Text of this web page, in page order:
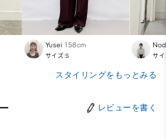
Yusei 158cm
サイズ:S サ
スタイリングをもっとみる
レビューを書く